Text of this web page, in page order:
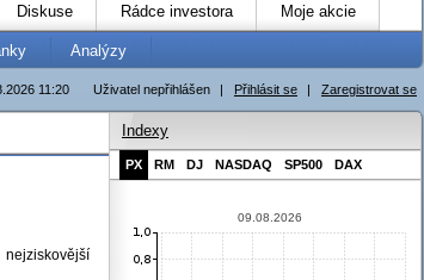
Diskuse Rádce investora Moje akcie
Analýzy
Uživatel nepřihlášen | Přihlásit se | Zaregistrovat se
11:20
Indexy
PX RM DJ NASDAQ SP500 DAX
09.08.2026